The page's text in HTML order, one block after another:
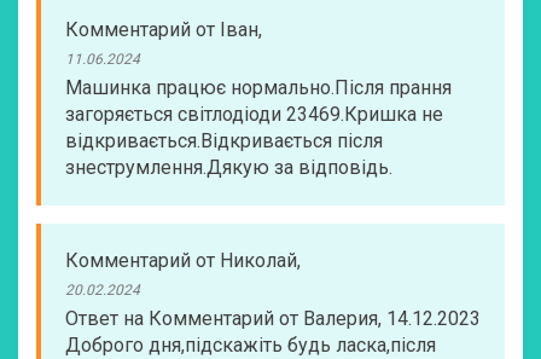
Комментарий от Іван,
11.06.2024
Машинка працює нормально.Після прання
загоряється світлодіоди 23469.Кришка не
відкривається.Відкривається після
знеструмлення.Дякую за відповідь.
Комментарий от Николай,
20.02.2024
Ответ на Комментарий от Валерия, 14.12.2023
Доброго дня,підскажіть будь ласка,після